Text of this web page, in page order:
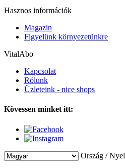
Hasznos információk
Magazin
Figyelünk környezetünkre
VitalAbo
Kapcsolat
Rólunk
Üzleteink - nice shops
Kövessen minket itt:
Ország /